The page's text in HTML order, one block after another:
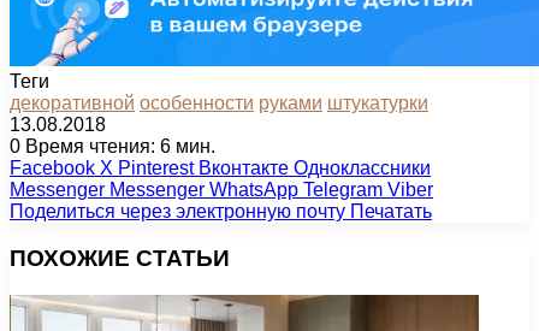
Теги
декоративной особенности руками штукатурки
13.08.2018
0 Время чтения: 6 мин.
Facebook X Pinterest Вконтакте Одноклассники
Messenger Messenger WhatsApp Telegram Viber
Поделиться через электронную почту Печатать
ПОХОЖИЕ СТАТЬИ